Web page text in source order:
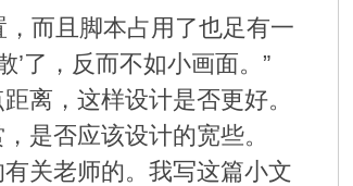
而且脚本占用了也足有一
了，反而不如小画面。”
离，这样设计是否更好。
是否应该设计的宽些。
关老师的。我写这篇小文